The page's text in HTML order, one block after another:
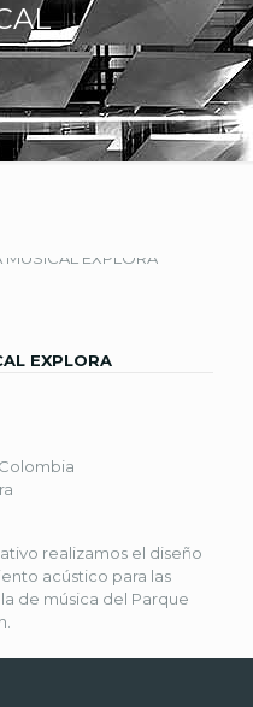
EXPLORA
realizamos el diseño
acústico para las
de música del Parque